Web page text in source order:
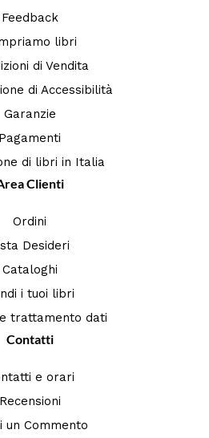
Feedback
libri
di Vendita
di Accessibilità
Garanzie
Pagamenti
di libri in Italia
Clienti
Ordini
Desideri
Cataloghi
i tuoi libri
trattamento dati
Contatti
e orari
Recensioni
un Commento